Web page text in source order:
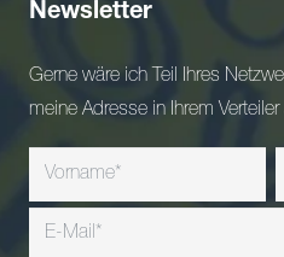
Newsletter
Gerne wäre ich Teil Ihres
meine Adresse in Ihrem Verteiler